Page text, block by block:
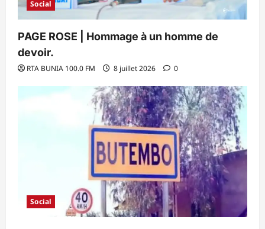
Social
PAGE ROSE | Hommage à un homme de
devoir.
RTA BUNIA 100.0 FM 8 juillet 2026 0
Social